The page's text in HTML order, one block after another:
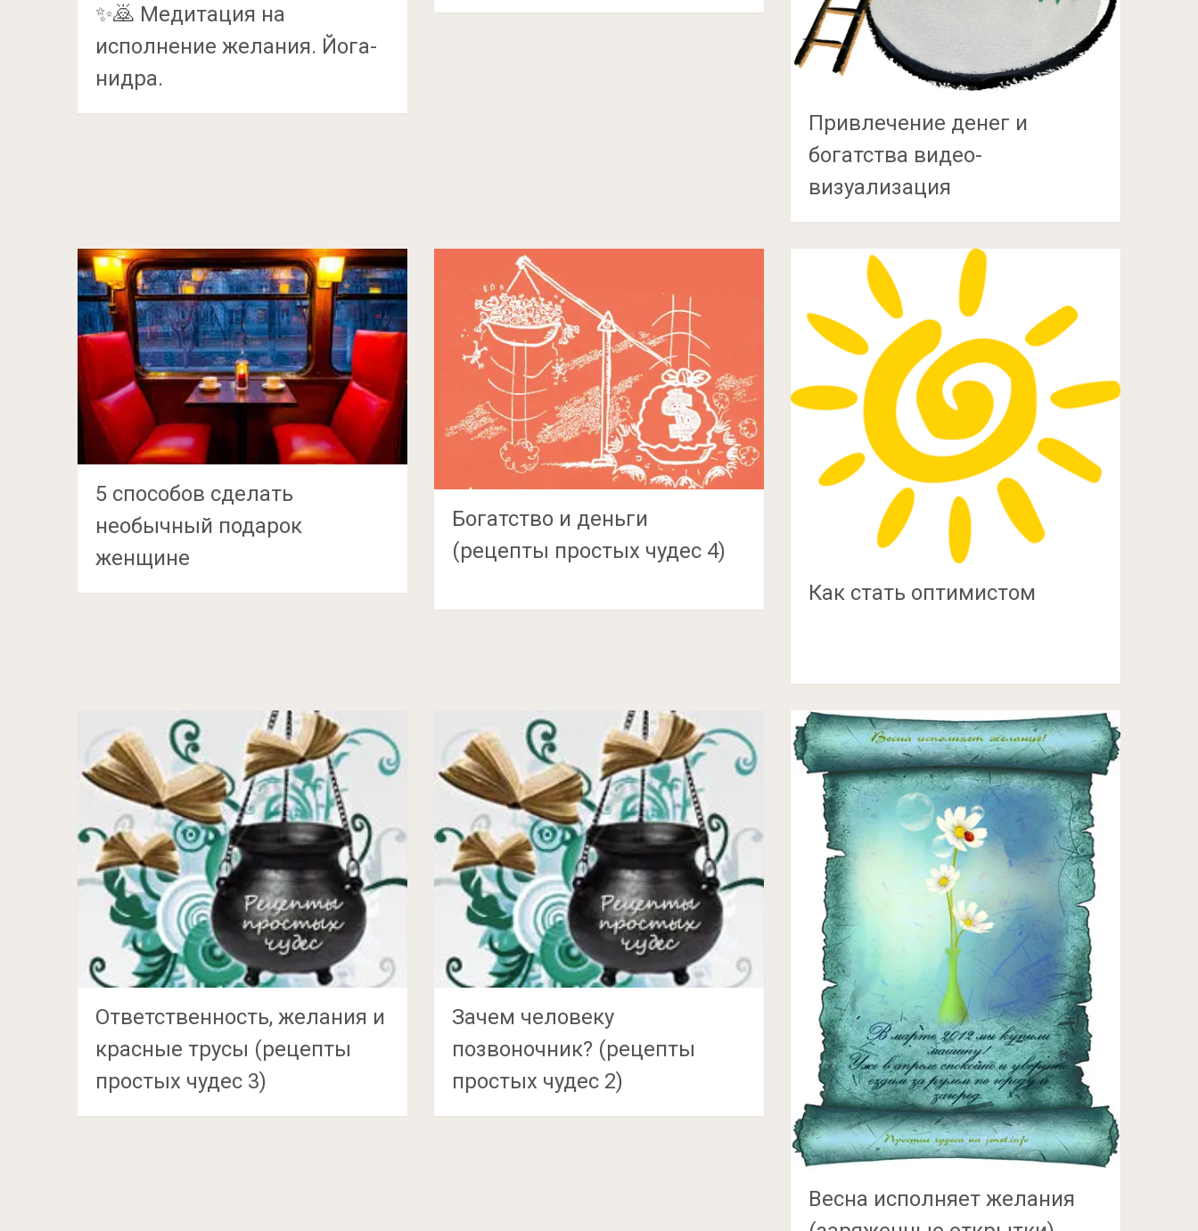
✨🙇 Медитация на
исполнение желания. Йога-
нидра.
Привлечение денег и
богатства видео-
визуализация
5 способов сделать
необычный подарок
женщине
Богатство и деньги
(рецепты простых чудес 4)
Как стать оптимистом
Ответственность, желания и
красные трусы (рецепты
простых чудес 3)
Зачем человеку
позвоночник? (рецепты
простых чудес 2)
Весна исполняет желания